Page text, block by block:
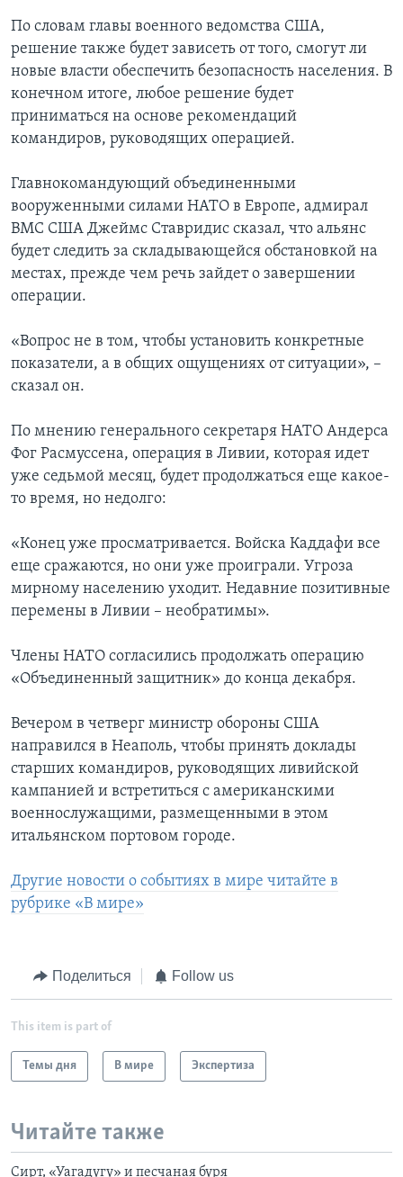
По словам главы военного ведомства США,
решение также будет зависеть от того, смогут ли
новые власти обеспечить безопасность населения. В
конечном итоге, любое решение будет
приниматься на основе рекомендаций
командиров, руководящих операцией.
Главнокомандующий объединенными
вооруженными силами НАТО в Европе, адмирал
ВМС США Джеймс Ставридис сказал, что альянс
будет следить за складывающейся обстановкой на
местах, прежде чем речь зайдет о завершении
операции.
«Вопрос не в том, чтобы установить конкретные
показатели, а в общих ощущениях от ситуации», –
сказал он.
По мнению генерального секретаря НАТО Андерса
Фог Расмуссена, операция в Ливии, которая идет
уже седьмой месяц, будет продолжаться еще какое-
то время, но недолго:
«Конец уже просматривается. Войска Каддафи все
еще сражаются, но они уже проиграли. Угроза
мирному населению уходит. Недавние позитивные
перемены в Ливии – необратимы».
Члены НАТО согласились продолжать операцию
«Объединенный защитник» до конца декабря.
Вечером в четверг министр обороны США
направился в Неаполь, чтобы принять доклады
старших командиров, руководящих ливийской
кампанией и встретиться с американскими
военнослужащими, размещенными в этом
итальянском портовом городе.
Другие новости о событиях в мире читайте в
рубрике «В мире»
Поделиться Follow us
This item is part of
Темы дня В мире Экспертиза
Читайте также
Сирт, «Уагадугу» и песчаная буря